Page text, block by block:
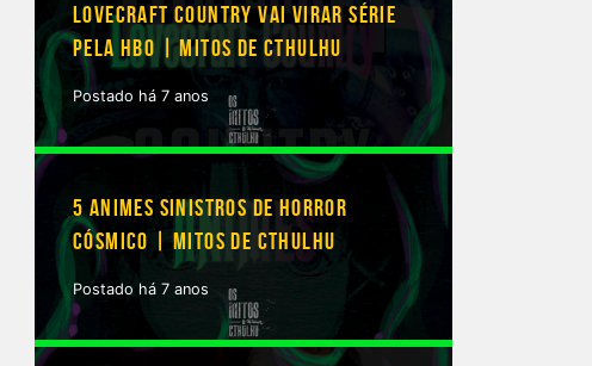
LOVECRAFT COUNTRY VAI VIRAR SÉRIE
PELA HBO | MITOS DE CTHULHU
Postado há 7 anos
5 ANIMES SINISTROS DE HORROR
CÓSMICO | MITOS DE CTHULHU
Postado há 7 anos